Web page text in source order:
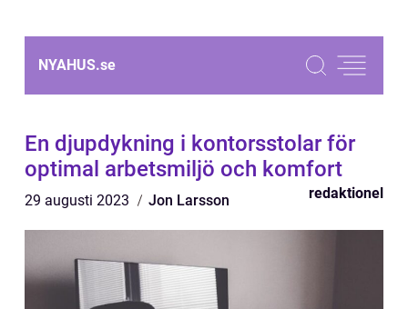
NYAHUS.se
En djupdykning i kontorsstolar för
optimal arbetsmiljö och komfort
29 augusti 2023 Jon Larsson redaktionel